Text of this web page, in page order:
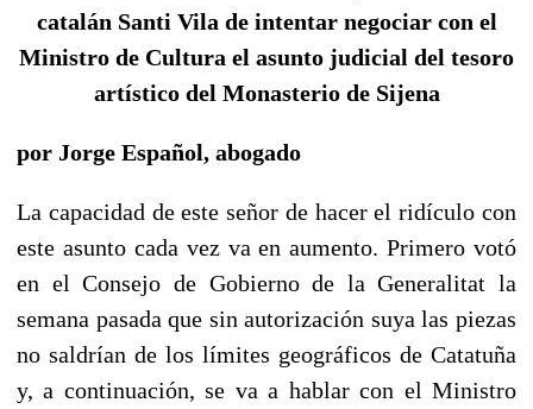
catalán Santi Vila de intentar negociar con el
Ministro de Cultura el asunto judicial del tesoro
artístico del Monasterio de Sijena
por Jorge Español, abogado
La capacidad de este señor de hacer el ridículo con
este asunto cada vez va en aumento. Primero votó
en el Consejo de Gobierno de la Generalitat la
semana pasada que sin autorización suya las piezas
no saldrían de los límites geográficos de Catatuña
y, a continuación, se va a hablar con el Ministro